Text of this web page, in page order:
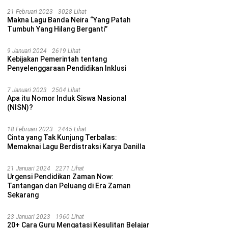
21 Februari 2023 3028 Lihat
Makna Lagu Banda Neira “Yang Patah
Tumbuh Yang Hilang Berganti”
9 Januari 2024 2619 Lihat
Kebijakan Pemerintah tentang
Penyelenggaraan Pendidikan Inklusi
7 Januari 2023 2504 Lihat
Apa itu Nomor Induk Siswa Nasional
(NISN)?
18 Februari 2023 2445 Lihat
Cinta yang Tak Kunjung Terbalas:
Memaknai Lagu Berdistraksi Karya Danilla
21 Januari 2024 2271 Lihat
Urgensi Pendidikan Zaman Now:
Tantangan dan Peluang di Era Zaman
Sekarang
23 Januari 2023 1960 Lihat
20+ Cara Guru Mengatasi Kesulitan Belajar